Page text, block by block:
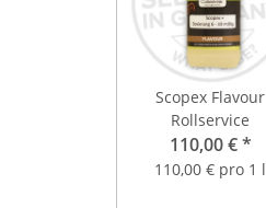
Scopex Flavour
Rollservice
110,00 €*
110,00 € pro 1 l